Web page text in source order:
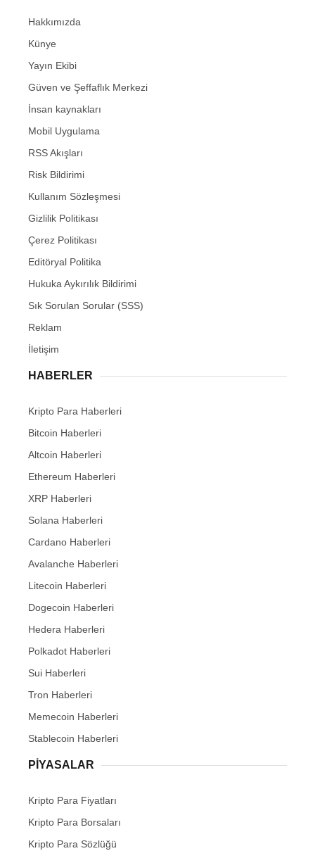
Hakkımızda
Künye
Yayın Ekibi
Güven ve Şeffaflık Merkezi
İnsan kaynakları
Mobil Uygulama
RSS Akışları
Risk Bildirimi
Kullanım Sözleşmesi
Gizlilik Politikası
Çerez Politikası
Editöryal Politika
Hukuka Aykırılık Bildirimi
Sık Sorulan Sorular (SSS)
Reklam
İletişim
HABERLER
Kripto Para Haberleri
Bitcoin Haberleri
Altcoin Haberleri
Ethereum Haberleri
XRP Haberleri
Solana Haberleri
Cardano Haberleri
Avalanche Haberleri
Litecoin Haberleri
Dogecoin Haberleri
Hedera Haberleri
Polkadot Haberleri
Sui Haberleri
Tron Haberleri
Memecoin Haberleri
Stablecoin Haberleri
PIYASALAR
Kripto Para Fiyatları
Kripto Para Borsaları
Kripto Para Sözlüğü